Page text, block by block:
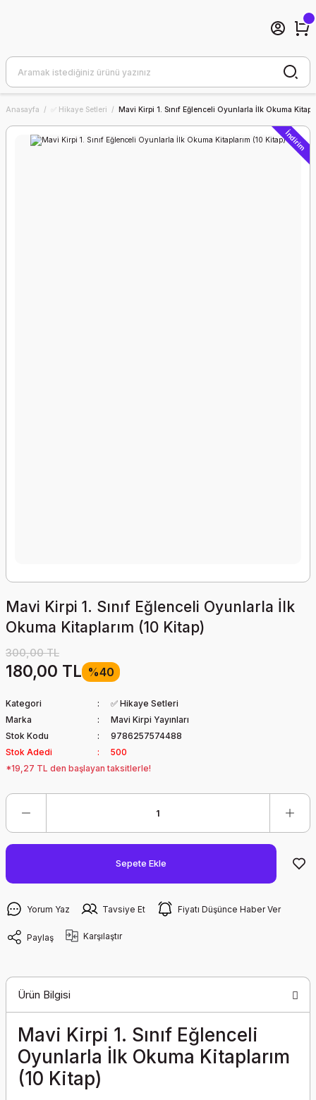
Anasayfa ✅ Hikaye Setleri Mavi Kirpi 1. Sınıf Eğlenceli Oyunlarla İlk Okuma
İndirim
Mavi Kirpi 1. Sınıf Eğlenceli Oyunlarla İlk
Okuma Kitaplarım (10 Kitap)
300,00 TL
180,00 TL %40
Kategori
✅ Hikaye Setleri
Marka
Mavi Kirpi Yayınları
Stok Kodu
9786257574488
Stok Adedi
500
*19,27 TL den başlayan taksitlerle!
Sepete Ekle
Yorum Yaz Tavsiye Et Fiyatı Düşünce Haber Ver
Paylaş Karşılaştır
Ürün Bilgisi
Mavi Kirpi 1. Sınıf Eğlenceli
Oyunlarla İlk Okuma Kitaplarım
(10 Kitap)